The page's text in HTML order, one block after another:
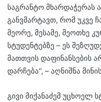
საგრანტო მხარდაჭერას
განვმარტავთ, რომ უკვე
მეორე, მესამე, მეოთხე
სტუდენტებზე – ეს
მათთვის დაფინანსების
დარჩება‘‘, – აღნიშნა
გივი მიქანაძემ უცხოელ